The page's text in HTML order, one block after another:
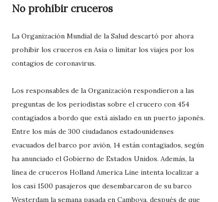
No prohibir cruceros
La Organización Mundial de la Salud descartó por ahora
prohibir los cruceros en Asia o limitar los viajes por los
contagios de coronavirus.
Los responsables de la Organización respondieron a las
preguntas de los periodistas sobre el crucero con 454
contagiados a bordo que está aislado en un puerto japonés.
Entre los más de 300 ciudadanos estadounidenses
evacuados del barco por avión, 14 están contagiados, según
ha anunciado el Gobierno de Estados Unidos. Además, la
línea de cruceros Holland America Line intenta localizar a
los casi 1500 pasajeros que desembarcaron de su barco
Westerdam la semana pasada en Camboya, después de que